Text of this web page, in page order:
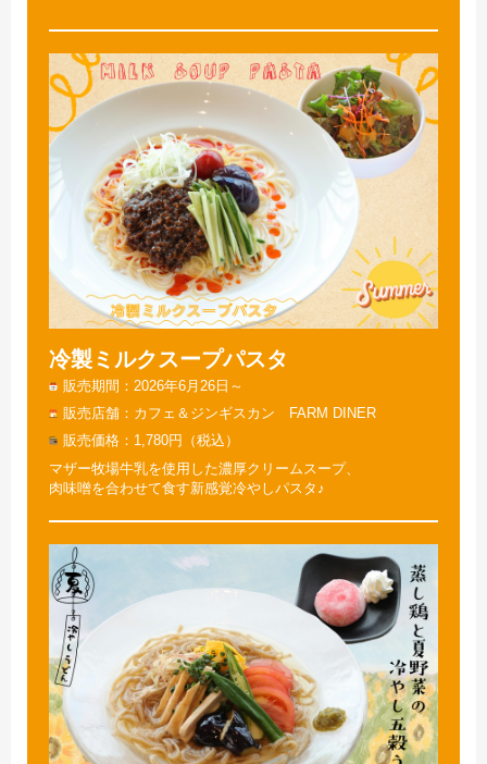
冷製ミルクスープパスタ
販売期間
2026年6月26日～
販売店舗
カフェ＆ジンギスカン FARM DINER
販売価格
1,780円（税込）
マザー牧場牛乳を使用した濃厚クリームスープ、
肉味噌を合わせて食す新感覚冷やしパスタ♪